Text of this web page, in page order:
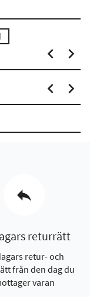
returrätt
retur- och
från den dag du
varan